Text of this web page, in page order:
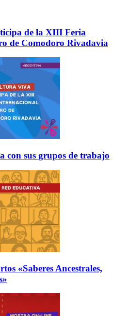
de la XIII Feria
de Comodoro Rivadavia
con sus grupos de trabajo
«Saberes Ancestrales,